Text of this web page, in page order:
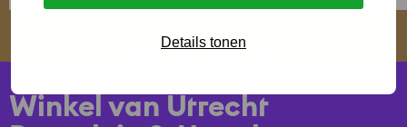
Details tonen
Winkel van Utrecht